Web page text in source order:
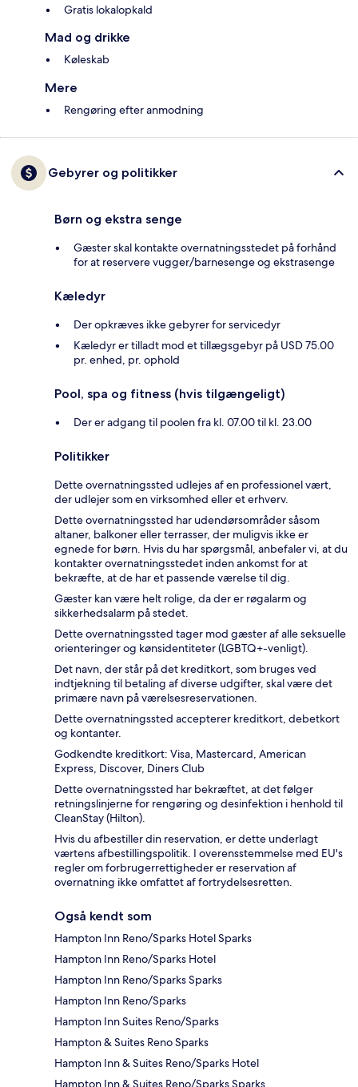
Gratis lokalopkald
Mad og drikke
Køleskab
Mere
Rengøring efter anmodning
Gebyrer og politikker
Børn og ekstra senge
Gæster skal kontakte overnatningsstedet på forhånd
for at reservere vugger/barnesenge og ekstrasenge
Kæledyr
Der opkræves ikke gebyrer for servicedyr
Kæledyr er tilladt mod et tillægsgebyr på USD 75.00
pr. enhed, pr. ophold
Pool, spa og fitness (hvis tilgængeligt)
Der er adgang til poolen fra kl. 07.00 til kl. 23.00
Politikker
Dette overnatningssted udlejes af en professionel vært,
der udlejer som en virksomhed eller et erhverv.
Dette overnatningssted har udendørsområder såsom
altaner, balkoner eller terrasser, der muligvis ikke er
egnede for børn. Hvis du har spørgsmål, anbefaler vi, at du
kontakter overnatningsstedet inden ankomst for at
bekræfte, at de har et passende værelse til dig.
Gæster kan være helt rolige, da der er røgalarm og
sikkerhedsalarm på stedet.
Dette overnatningssted tager mod gæster af alle seksuelle
orienteringer og kønsidentiteter (LGBTQ+-venligt).
Det navn, der står på det kreditkort, som bruges ved
indtjekning til betaling af diverse udgifter, skal være det
primære navn på værelsesreservationen.
Dette overnatningssted accepterer kreditkort, debetkort
og kontanter.
Godkendte kreditkort: Visa, Mastercard, American
Express, Discover, Diners Club
Dette overnatningssted har bekræftet, at det følger
retningslinjerne for rengøring og desinfektion i henhold til
CleanStay (Hilton).
Hvis du afbestiller din reservation, er dette underlagt
værtens afbestillingspolitik. I overensstemmelse med EU's
regler om forbrugerrettigheder er reservation af
overnatning ikke omfattet af fortrydelsesretten.
Også kendt som
Hampton Inn Reno/Sparks Hotel Sparks
Hampton Inn Reno/Sparks Hotel
Hampton Inn Reno/Sparks Sparks
Hampton Inn Reno/Sparks
Hampton Inn Suites Reno/Sparks
Hampton & Suites Reno Sparks
Hampton Inn & Suites Reno/Sparks Hotel
Hampton Inn & Suites Reno/Sparks Sparks